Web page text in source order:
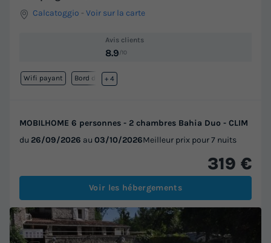
Calcatoggio -Voir sur la carte
Avis clients
8.9/10
Wifi payant Bord de mer
+ 4
MOBILHOME 6 personnes - 2 chambres Bahia Duo - CLIM
du 26/09/2026 au 03/10/2026Meilleur prix pour 7 nuits
319 €
Voir les hébergements